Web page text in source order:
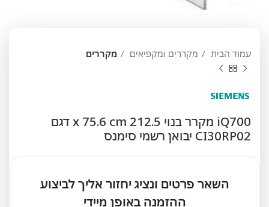
עמוד הבית מקררים ומקפיאים מקררים
iQ700 מקרר בנוי 212.5 x 75.6 cm דגם
CI30RP02 יבואן רשמי סימנס
השאר פרטים ונציג יחזור אליך לביצוע
ההזמנה באופן מיידי